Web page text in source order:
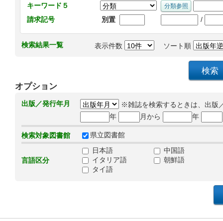
キーワード５
請求記号
別置 /
検索結果一覧 表示件数 ソート順
オプション
出版／発行年月
※雑誌を検索するときは、出版
年
月から 年
検索対象図書館 県立図書館
言語区分
日本語
中国語
イタリア語
朝鮮語
タイ語